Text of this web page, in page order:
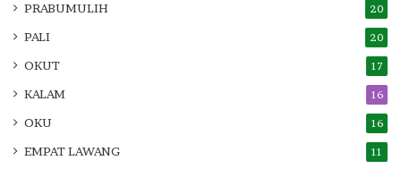
PRABUMULIH 20
PALI 20
OKUT 17
KALAM 16
OKU 16
EMPAT LAWANG 11